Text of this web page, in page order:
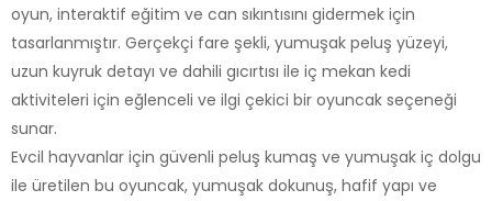
oyun, interaktif eğitim ve can sıkıntısını gidermek için
tasarlanmıştır. Gerçekçi fare şekli, yumuşak peluş yüzeyi,
uzun kuyruk detayı ve dahili gıcırtısı ile iç mekan kedi
aktiviteleri için eğlenceli ve ilgi çekici bir oyuncak seçeneği
sunar.
Evcil hayvanlar için güvenli peluş kumaş ve yumuşak iç dolgu
ile üretilen bu oyuncak, yumuşak dokunuş, hafif yapı ve